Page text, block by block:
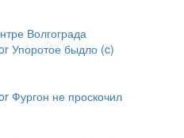
Волгограда